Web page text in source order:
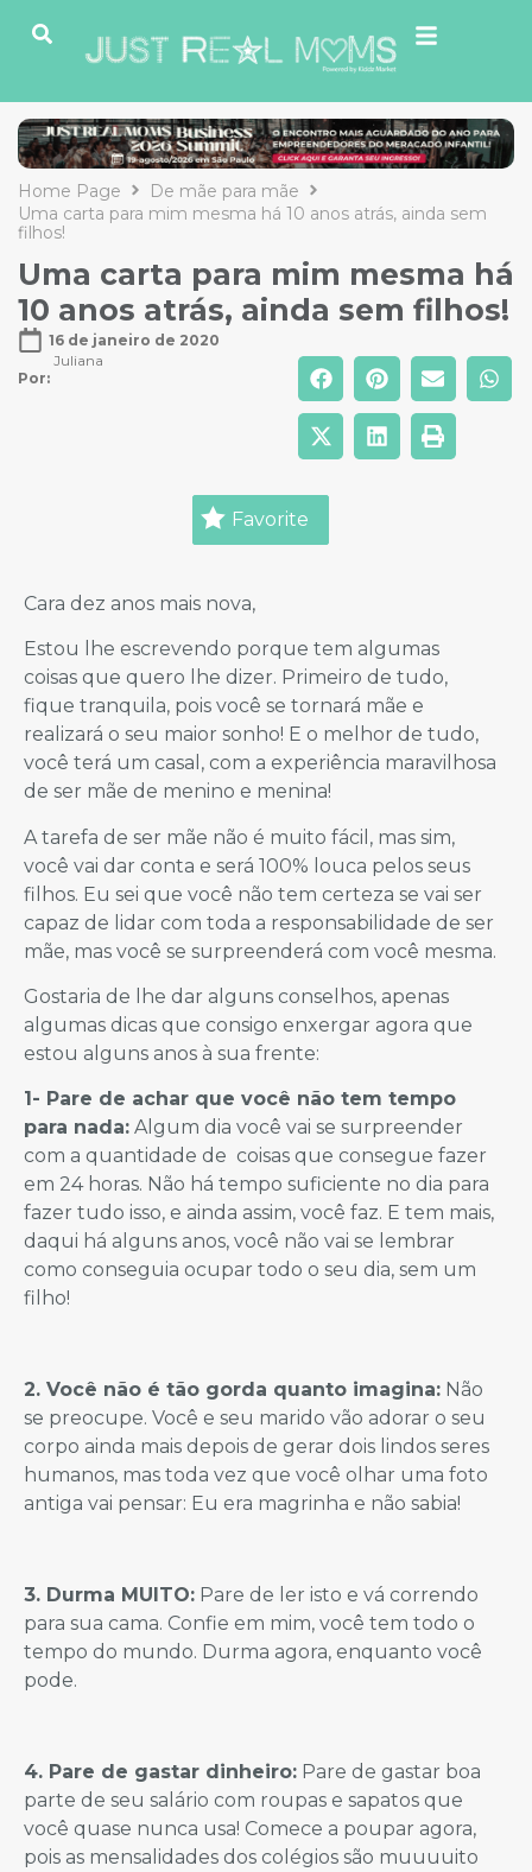
Home Page
De mãe para mãe
Uma carta para mim mesma há 10 anos atrás, ainda sem
filhos!
Uma carta para mim mesma há
10 anos atrás, ainda sem filhos!
16 de janeiro de 2020
Por:
Juliana
Favorite
Cara dez anos mais nova,
Estou lhe escrevendo porque tem algumas
coisas que quero lhe dizer. Primeiro de tudo,
fique tranquila, pois você se tornará mãe e
realizará o seu maior sonho! E o melhor de tudo,
você terá um casal, com a experiência maravilhosa
de ser mãe de menino e menina!
A tarefa de ser mãe não é muito fácil, mas sim,
você vai dar conta e será 100% louca pelos seus
filhos. Eu sei que você não tem certeza se vai ser
capaz de lidar com toda a responsabilidade de ser
mãe, mas você se surpreenderá com você mesma.
Gostaria de lhe dar alguns conselhos, apenas
algumas dicas que consigo enxergar agora que
estou alguns anos à sua frente:
1- Pare de achar que você não tem tempo
para nada: Algum dia você vai se surpreender
com a quantidade de coisas que consegue fazer
em 24 horas. Não há tempo suficiente no dia para
fazer tudo isso, e ainda assim, você faz. E tem mais,
daqui há alguns anos, você não vai se lembrar
como conseguia ocupar todo o seu dia, sem um
filho!
2. Você não é tão gorda quanto imagina: Não
se preocupe. Você e seu marido vão adorar o seu
corpo ainda mais depois de gerar dois lindos seres
humanos, mas toda vez que você olhar uma foto
antiga vai pensar: Eu era magrinha e não sabia!
3. Durma MUITO: Pare de ler isto e vá correndo
para sua cama. Confie em mim, você tem todo o
tempo do mundo. Durma agora, enquanto você
pode.
4. Pare de gastar dinheiro: Pare de gastar boa
parte de seu salário com roupas e sapatos que
você quase nunca usa! Comece a poupar agora,
pois as mensalidades dos colégios são muuuuito